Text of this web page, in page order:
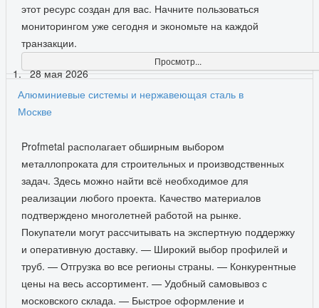
этот ресурс создан для вас. Начните пользоваться
мониторингом уже сегодня и экономьте на каждой
транзакции.
Просмотр...
28 мая 2026
Алюминиевые системы и нержавеющая сталь в
Москве
Profmetal располагает обширным выбором
металлопроката для строительных и производственных
задач. Здесь можно найти всё необходимое для
реализации любого проекта. Качество материалов
подтверждено многолетней работой на рынке.
Покупатели могут рассчитывать на экспертную поддержку
и оперативную доставку. — Широкий выбор профилей и
труб. — Отгрузка во все регионы страны. — Конкурентные
цены на весь ассортимент. — Удобный самовывоз с
московского склада. — Быстрое оформление и